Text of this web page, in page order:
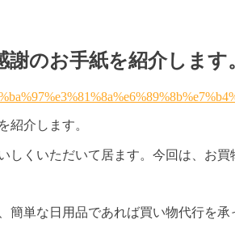
のお手紙を紹介します
紹介します。
くいただいて居ます。今回は、お買
簡単な日用品であれば買い物代行を